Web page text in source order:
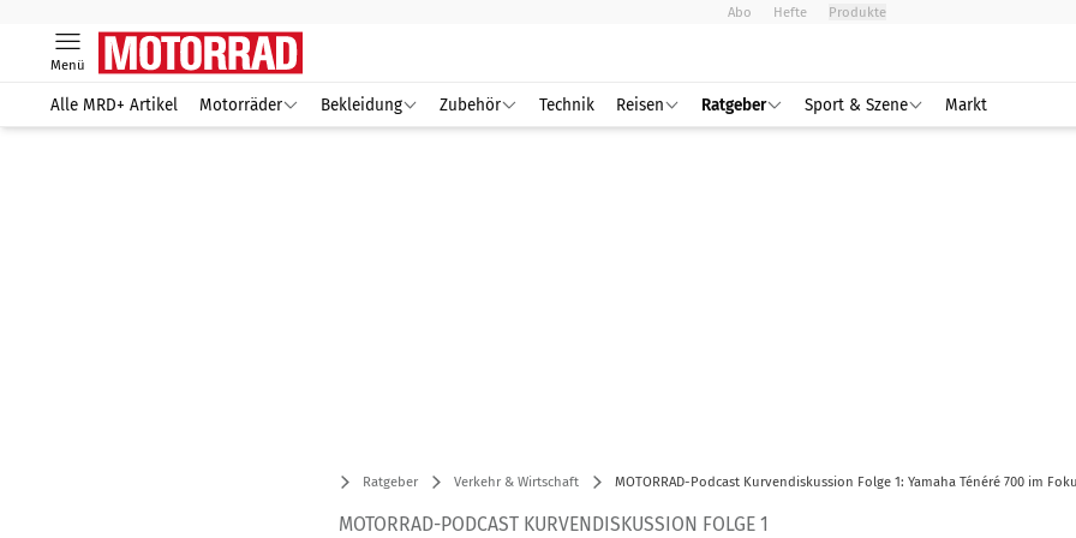
Abo Hefte Produkte
Menü
Alle MRD+ Artikel Motorräder Bekleidung Zubehör Technik Reisen Ratgeber Sport & Szene Markt
Ratgeber Verkehr & Wirtschaft MOTORRAD-Podcast Kurvendiskussion Folge 1: Yamaha Ténéré 700 im
MOTORRAD-PODCAST KURVENDISKUSSION FOLGE 1